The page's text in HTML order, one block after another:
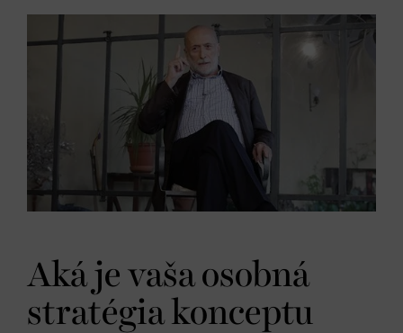
Aká je vaša osobná
stratégia konceptu